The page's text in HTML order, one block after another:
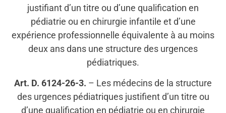
justifiant d’un titre ou d’une qualification en
pédiatrie ou en chirurgie infantile et d’une
expérience professionnelle équivalente à au moins
deux ans dans une structure des urgences
pédiatriques.
Art. D. 6124-26-3. – Les médecins de la structure
des urgences pédiatriques justifient d’un titre ou
d’une qualification en pédiatrie ou en chirurgie